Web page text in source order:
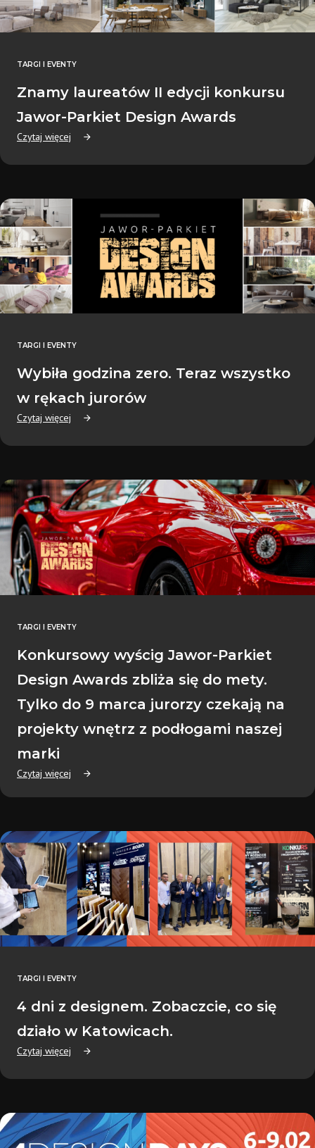
TARGI I EVENTY
Znamy laureatów II edycji konkursu
Jawor-Parkiet Design Awards
Czytaj więcej
TARGI I EVENTY
Wybiła godzina zero. Teraz wszystko
w rękach jurorów
Czytaj więcej
TARGI I EVENTY
Konkursowy wyścig Jawor-Parkiet
Design Awards zbliża się do mety.
Tylko do 9 marca jurorzy czekają na
projekty wnętrz z podłogami naszej
marki
Czytaj więcej
TARGI I EVENTY
4 dni z designem. Zobaczcie, co się
działo w Katowicach.
Czytaj więcej